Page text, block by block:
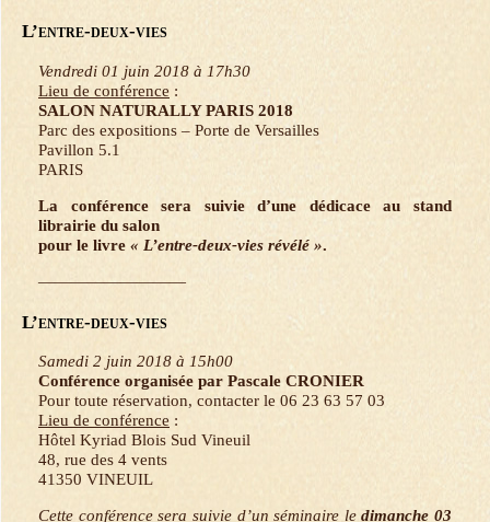
L’entre-deux-vies
Vendredi 01 juin 2018 à 17h30
Lieu de conférence :
SALON NATURALLY PARIS 2018
Parc des expositions – Porte de Versailles
Pavillon 5.1
PARIS
La conférence sera suivie d’une dédicace au stand
librairie du salon
pour le livre « L’entre-deux-vies révélé ».
—————————
L’entre-deux-vies
Samedi 2 juin 2018 à 15h00
Conférence organisée par Pascale CRONIER
Pour toute réservation, contacter le 06 23 63 57 03
Lieu de conférence :
Hôtel Kyriad Blois Sud Vineuil
48, rue des 4 vents
41350 VINEUIL
Cette conférence sera suivie d’un séminaire ledimanche 03